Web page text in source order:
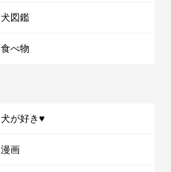
犬図鑑
食べ物
犬が好き♥
漫画